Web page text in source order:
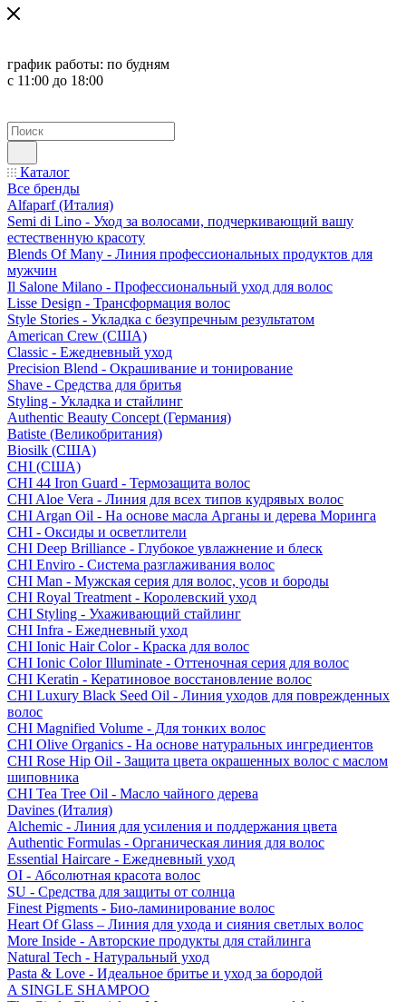
график работы: по будням
с 11:00 до 18:00
Каталог
Все бренды
Alfaparf (Италия)
Semi di Lino - Уход за волосами, подчеркивающий вашу
естественную красоту
Blends Of Many - Линия профессиональных продуктов для
мужчин
Il Salone Milano - Профессиональный уход для волос
Lisse Design - Трансформация волос
Style Stories - Укладка с безупречным результатом
American Crew (США)
Classic - Ежедневный уход
Precision Blend - Окрашивание и тонирование
Shave - Средства для бритья
Styling - Укладка и стайлинг
Authentic Beauty Concept (Германия)
Batiste (Великобритания)
Biosilk (США)
CHI (США)
CHI 44 Iron Guard - Термозащита волос
CHI Aloe Vera - Линия для всех типов кудрявых волос
CHI Argan Oil - На основе масла Арганы и дерева Моринга
CHI - Оксиды и осветлители
CHI Deep Brilliance - Глубокое увлажнение и блеск
CHI Enviro - Система разглаживания волос
CHI Man - Мужская серия для волос, усов и бороды
CHI Royal Treatment - Королевский уход
CHI Styling - Ухаживающий стайлинг
CHI Infra - Ежедневный уход
CHI Ionic Hair Color - Краска для волос
CHI Ionic Color Illuminate - Оттеночная серия для волос
CHI Keratin - Кератиновое восстановление волос
CHI Luxury Black Seed Oil - Линия уходов для поврежденных
волос
CHI Magnified Volume - Для тонких волос
CHI Olive Organics - На основе натуральных ингредиентов
CHI Rose Hip Oil - Защита цвета окрашенных волос с маслом
шиповника
CHI Tea Tree Oil - Масло чайного дерева
Davines (Италия)
Alchemic - Линия для усиления и поддержания цвета
Authentic Formulas - Органическая линия для волос
Essential Haircare - Eжедневный уход
OI - Абсолютная красота волос
SU - Средства для защиты от солнца
Finest Pigments - Био-ламинирование волос
Heart Of Glass – Линия для ухода и сияния светлых волос
More Inside - Авторские продукты для стайлинга
Natural Tech - Натуральный уход
Pasta & Love - Идеальное бритье и уход за бородой
A SINGLE SHAMPOO